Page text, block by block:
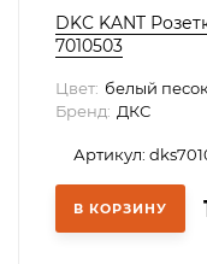
DKC KANT
7010503
Цвет: белый песок
Бренд: ДКС
Артикул:
В КОРЗИНУ